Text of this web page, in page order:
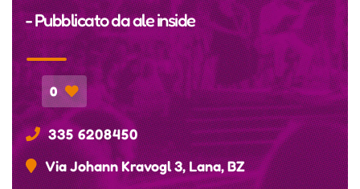
- Pubblicato daale inside
0
335 6208450
Via Johann Kravogl 3, Lana, BZ